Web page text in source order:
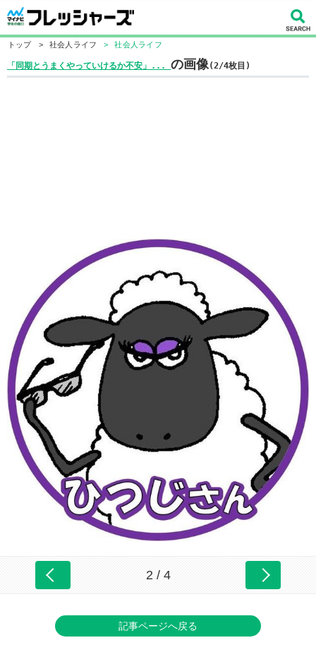
トップ > 社会人ライフ > 社会人ライフ
「同期とうまくやっていけるか不安」... の画像(2/4枚目)
2 / 4
記事ページへ戻る